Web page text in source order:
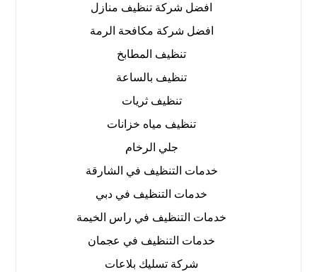
افضل شركة تنظيف منازل
افضل شركة مكافحة الرمة
تنظيف المطابخ
تنظيف بالساعة
تنظيف ثريات
تنظيف مياه خزانات
جلي الرخام
خدمات التنظيف في الشارقة
خدمات التنظيف في دبي
خدمات التنظيف في راس الخيمة
خدمات التنظيف في عجمان
شركة تسليك بلاعات